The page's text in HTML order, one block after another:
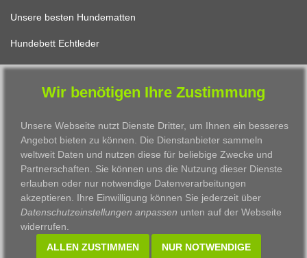
Unsere besten Hundematten
Hundebett Echtleder
FÜR KATZEN
Katzenbett Design
Das beste Katzenkissen
Unser schönster Katzenkorb
Das allerbeste Katzenbett
Eine Katzenhöhle zum Verlieben
Wir benötigen Ihre Zustimmung
Unsere Webseite nutzt Dienste Dritter, um Ihnen ein besseres
Angebot bieten zu können. Die Dienstanbieter sammeln
weltweit Daten und nutzen diese für beliebige Zwecke und
Partnerschaften. Sie können uns die Nutzung dieser Dienste
erlauben oder nur notwendige Datenverarbeitungen
akzeptieren. Ihre Einwilligung können Sie jederzeit über
Datenschutzeinstellungen anpassen unten auf der Webseite
widerrufen.
ALLEN ZUSTIMMEN
NUR NOTWENDIGE